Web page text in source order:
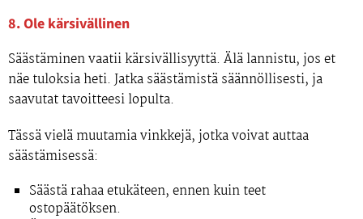
8. Ole kärsivällinen
Säästäminen vaatii kärsivällisyyttä. Älä lannistu, jos et
näe tuloksia heti. Jatka säästämistä säännöllisesti, ja
saavutat tavoitteesi lopulta.
Tässä vielä muutamia vinkkejä, jotka voivat auttaa
säästämisessä:
Säästä rahaa etukäteen, ennen kuin teet
ostopäätöksen.